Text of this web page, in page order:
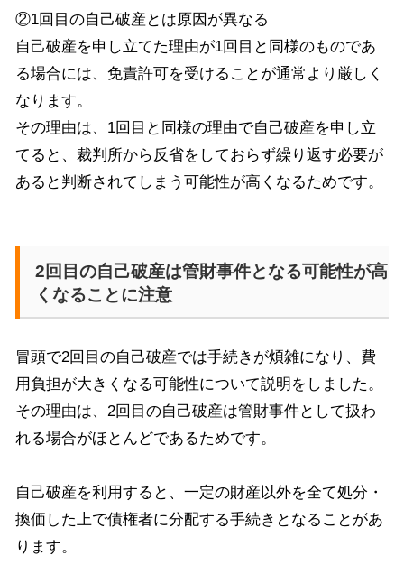
②1回目の自己破産とは原因が異なる
自己破産を申し立てた理由が1回目と同様のものであ
る場合には、免責許可を受けることが通常より厳しく
なります。
その理由は、 1回目と同様の理由で自己破産を申し立
てると、裁判所から反省をしておらず繰り返す必要が
あると判断されてしまう可能性が高くなるためです。
2回目の自己破産は管財事件となる可能性が高
くなることに注意
冒頭で2回目の自己破産では手続きが煩雑になり、費
用負担が大きくなる可能性について説明をしました。
その理由は、 2回目の自己破産は管財事件として扱わ
れる場合がほとんどであるためです。
自己破産を利用すると、一定の財産以外を全て処分・
換価した上で債権者に分配する手続きとなることがあ
ります。